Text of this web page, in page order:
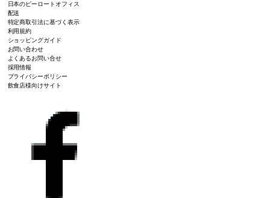
日本のピーロートオフィス
配送
特定商取引法に基づく表示
利用規約
ショッピングガイド
お問い合わせ
よくあるお問い合せ
採用情報
プライバシーポリシー
飲食店様向けサイト